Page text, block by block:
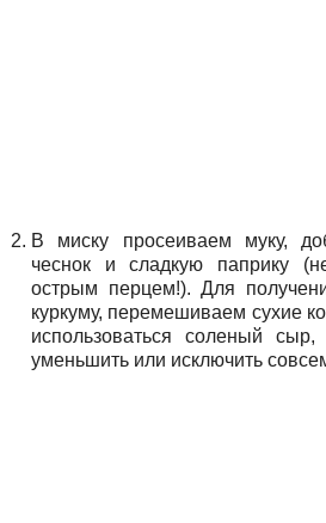
В миску просеиваем муку,
чеснок и сладкую паприку
острым перцем!). Для
куркуму, перемешиваем сухие
использоваться соленый
уменьшить или исключить